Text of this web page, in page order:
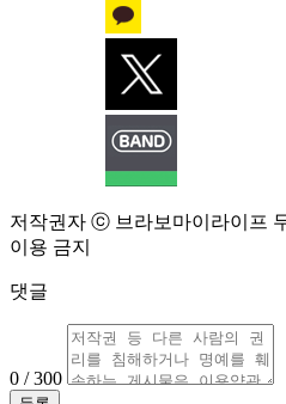
저작권자 ⓒ 브라보마이라이프
이용 금지
댓글
0 / 300